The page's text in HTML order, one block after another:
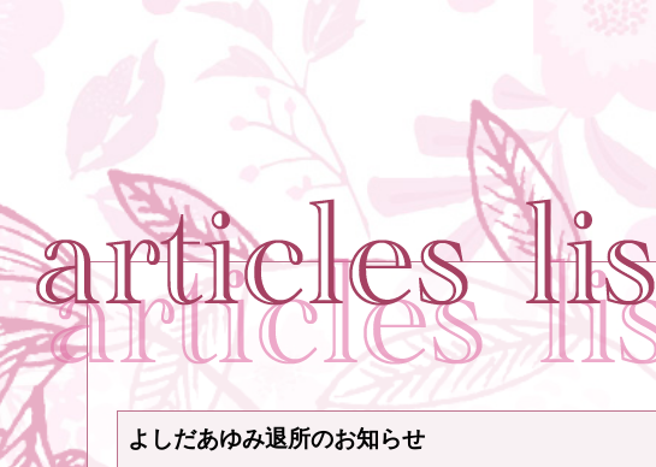
よしだあゆみ退所のお知らせ